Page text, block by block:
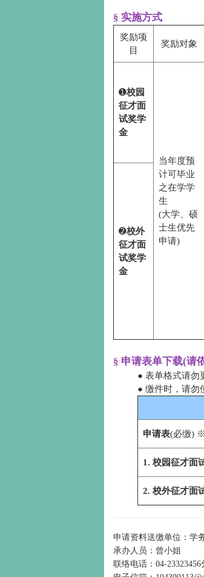
§ 实施方式
奖励项
目
奖励对象
➊校园
征才面
试奖学
金
当年度预
计可毕业
之在学学
生
(大学、硕
士生优先
申请)
➋校外
征才面
试奖学
金
§ 申请表单下载(请
● 表单格式请勿
● 缴件时，请勿
申请表(必缴) ※
1. 校园征才面
2. 校外征才面
申请资料送缴单位：学
承办人员：曾小姐
联络电话：04-23323456